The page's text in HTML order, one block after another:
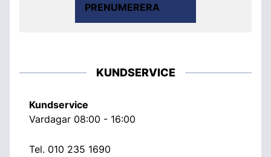
PRENUMERERA
KUNDSERVICE
Kundservice
Vardagar 08:00 - 16:00
Tel. 010 235 1690